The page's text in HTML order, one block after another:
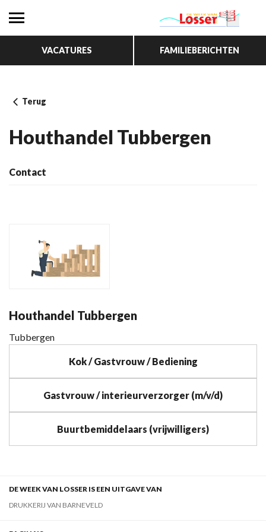
VACATURES FAMILIEBERICHTEN
Terug
Houthandel Tubbergen
Contact
Houthandel Tubbergen
Tubbergen
Kok / Gastvrouw / Bediening
Gastvrouw / interieurverzorger (m/v/d)
Buurtbemiddelaars (vrijwilligers)
DE WEEK VAN LOSSER IS EEN UITGAVE VAN
DRUKKERIJ VAN BARNEVELD